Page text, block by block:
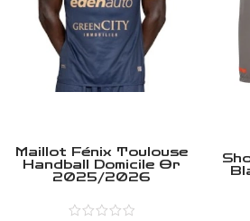
Maillot Fénix Toulouse
Handball Domicile Or
2025/2026